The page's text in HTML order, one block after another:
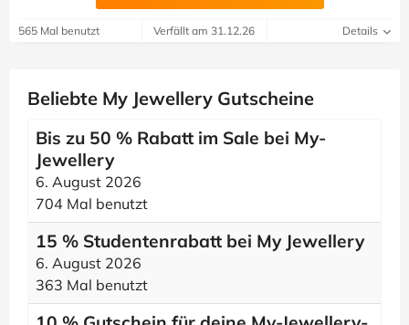
565 Mal benutzt Verfällt am 31.12.26 Details
Beliebte My Jewellery Gutscheine
Bis zu 50 % Rabatt im Sale bei My-
Jewellery
6. August 2026
704 Mal benutzt
15 % Studentenrabatt bei My Jewellery
6. August 2026
363 Mal benutzt